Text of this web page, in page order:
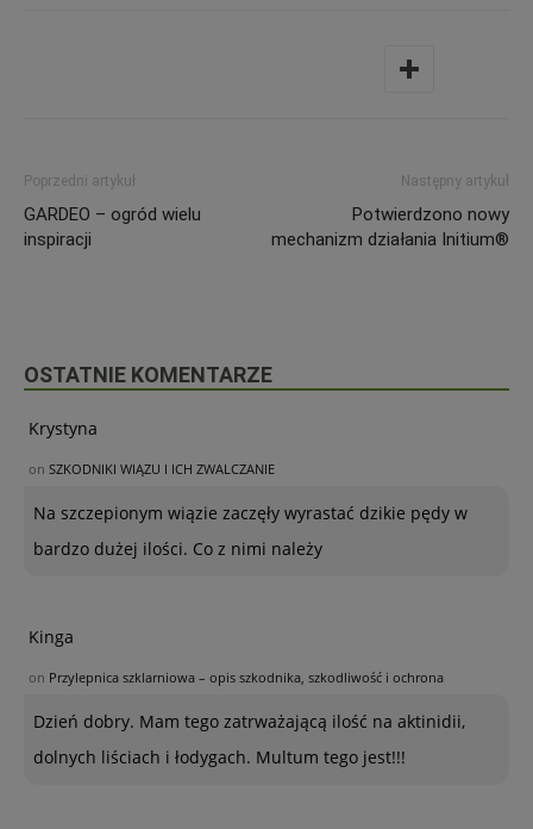
Poprzedni artykuł
GARDEO – ogród wielu
inspiracji
Następny artykuł
Potwierdzono nowy
mechanizm działania Initium®
OSTATNIE KOMENTARZE
Krystyna
on SZKODNIKI WIĄZU I ICH ZWALCZANIE
Na szczepionym wiązie zaczęły wyrastać dzikie pędy w
bardzo dużej ilości. Co z nimi należy
Kinga
on Przylepnica szklarniowa – opis szkodnika, szkodliwość i ochrona
Dzień dobry. Mam tego zatrważającą ilość na aktinidii,
dolnych liściach i łodygach. Multum tego jest!!!